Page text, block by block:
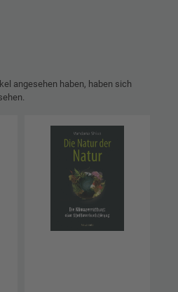
angesehen haben, haben sich